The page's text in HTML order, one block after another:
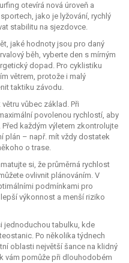
otevírá nová úroveň a
jako je lyžování, rychlý
stabilitu na sjezdovce.
jaké hodnoty jsou pro daný
běh, vyberte den s mírným
dopad. Pro cyklistiku
větrem, protože i malý
taktiku závodu.
vůbec základ. Při
povolenou rychlostí, aby
každým výletem zkontrolujte
plán – např. mít vždy dostatek
o trase.
si, že průměrná rychlost
ovlivnit plánováním. V
podmínkami pro
výkonnost a menší riziko
jednoduchou tabulku, kde
Po několika týdnech
oblasti největší šance na klidný
vám pomůže při dlouhodobém